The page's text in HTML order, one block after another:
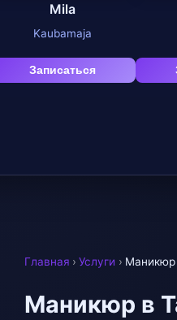
Mila
Kaubamaja
Записаться
Главная › Услуги › Маникюр
Маникюр в